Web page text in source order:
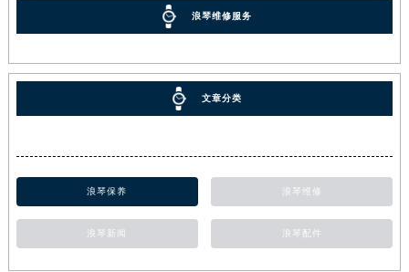
浪琴维修服务
文章分类
浪琴保养 浪琴维修
浪琴新闻 浪琴配件